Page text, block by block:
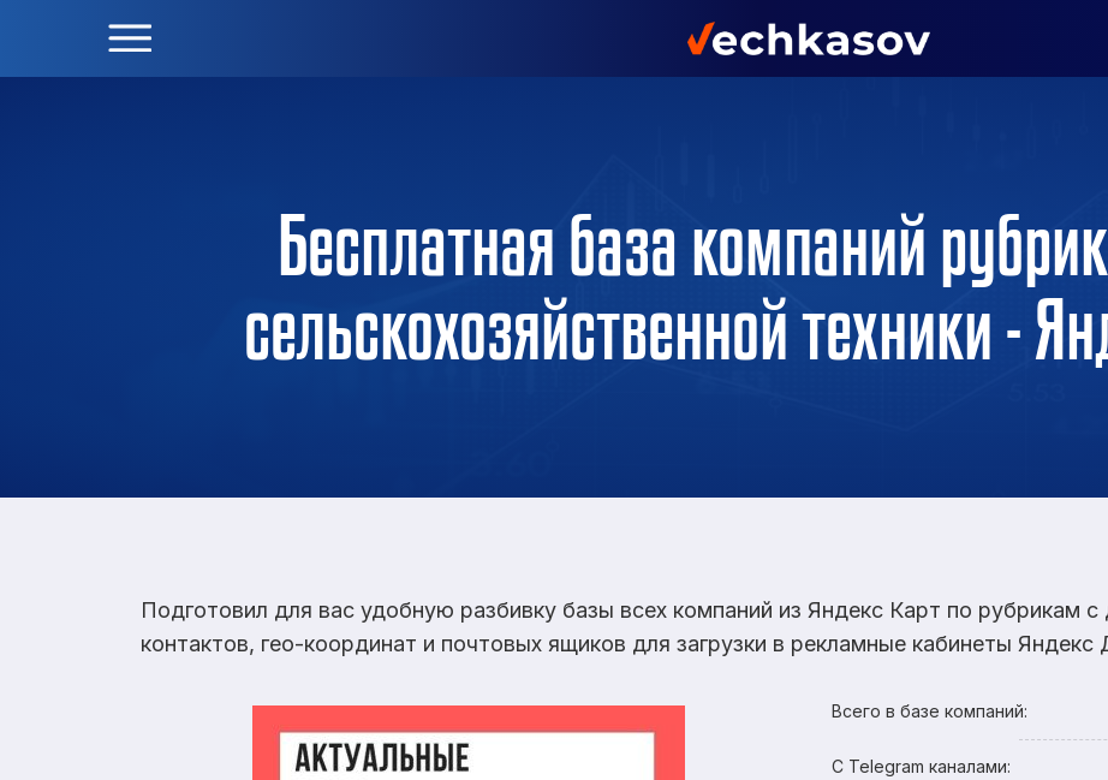
Бесплатная база компаний
сельскохозяйственной техники -
Подготовил для вас удобную разбивку базы всех компаний из Яндекс Карт по рубрикам
контактов, гео-координат и почтовых ящиков для загрузки в рекламные кабинеты
Всего в базе компаний:
С Telegram каналами: